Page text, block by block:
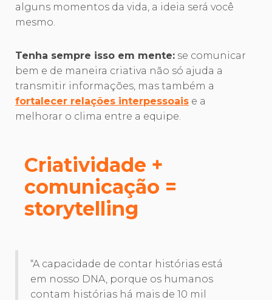
alguns momentos da vida, a ideia será você
mesmo.
Tenha sempre isso em mente: se comunicar
bem e de maneira criativa não só ajuda a
transmitir informações, mas também a
fortalecer relações interpessoais e a
melhorar o clima entre a equipe.
Criatividade +
comunicação =
storytelling
“A capacidade de contar histórias está
em nosso DNA, porque os humanos
contam histórias há mais de 10 mil